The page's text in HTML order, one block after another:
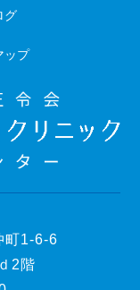
グ
ップ
町1-6-6
2階